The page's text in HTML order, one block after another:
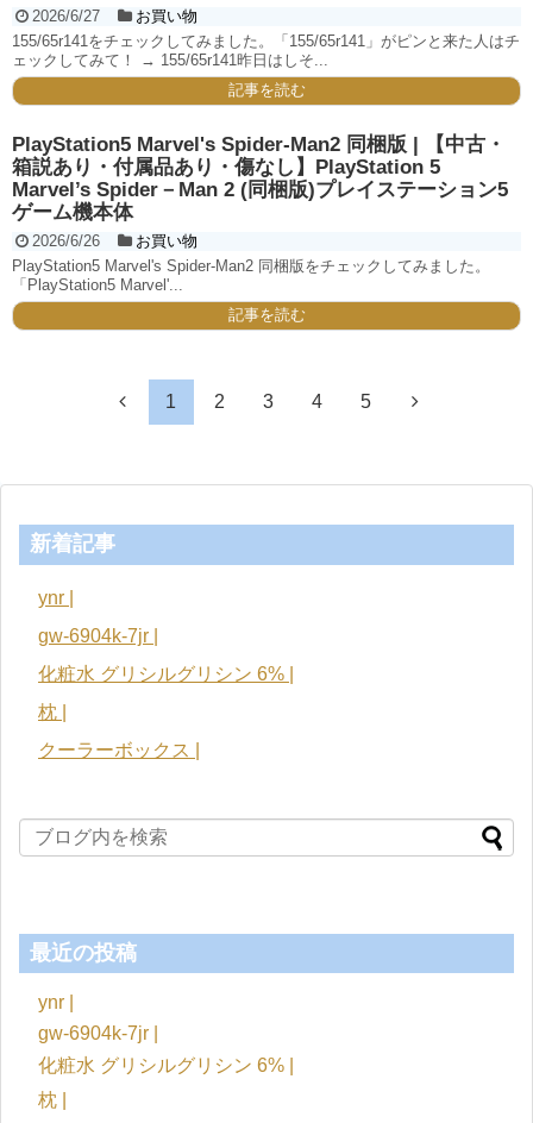
2026/6/27
お買い物
155/65r141をチェックしてみました。「155/65r141」がピンと来た人はチ
ェックしてみて！ → 155/65r141昨日はしそ...
記事を読む
PlayStation5 Marvel's Spider-Man2 同梱版 | 【中古・
箱説あり・付属品あり・傷なし】PlayStation 5
Marvel’s Spider－Man 2 (同梱版)プレイステーション5
ゲーム機本体
2026/6/26
お買い物
PlayStation5 Marvel's Spider-Man2 同梱版をチェックしてみました。
「PlayStation5 Marvel'...
記事を読む
1 2 3 4 5
新着記事
ynr |
gw-6904k-7jr |
化粧水 グリシルグリシン 6% |
枕 |
クーラーボックス |
最近の投稿
ynr |
gw-6904k-7jr |
化粧水 グリシルグリシン 6% |
枕 |